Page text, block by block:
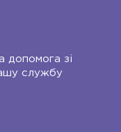
допомога зі
службу